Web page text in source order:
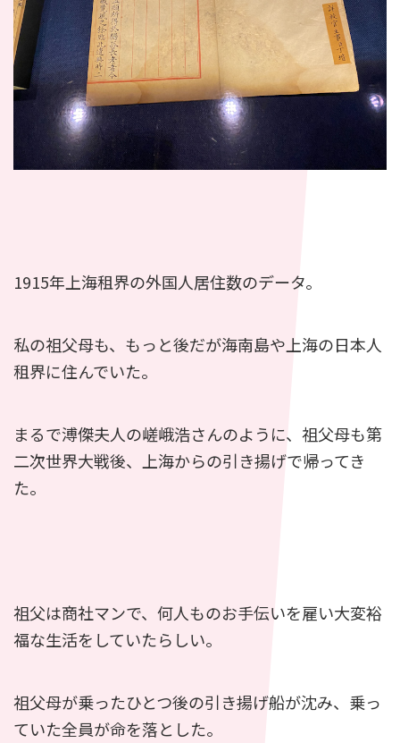
1915年上海租界の外国人居住数のデータ。
私の祖父母も、もっと後だが海南島や上海の日本人
租界に住んでいた。
まるで溥傑夫人の嵯峨浩さんのように、祖父母も第
二次世界大戦後、上海からの引き揚げで帰ってき
た。
祖父は商社マンで、何人ものお手伝いを雇い大変裕
福な生活をしていたらしい。
祖父母が乗ったひとつ後の引き揚げ船が沈み、乗っ
ていた全員が命を落とした。